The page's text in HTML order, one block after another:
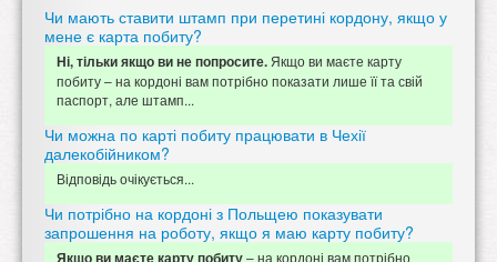
Чи мають ставити штамп при перетині кордону, якщо у
мене є карта побиту?
Ні, тільки якщо ви не попросите. Якщо ви маєте карту
побиту – на кордоні вам потрібно показати лише її та свій
паспорт, але штамп...
Чи можна по карті побиту працювати в Чехії
далекобійником?
Відповідь очікується...
Чи потрібно на кордоні з Польщею показувати
запрошення на роботу, якщо я маю карту побиту?
Якщо ви маєте карту побиту– на кордоні вам потрібно